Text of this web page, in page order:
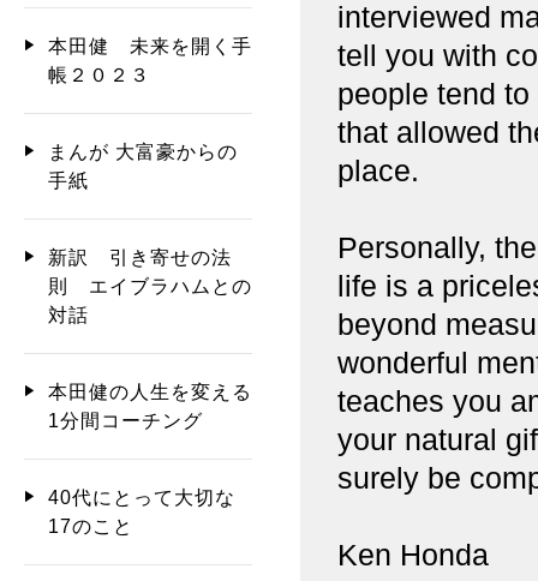
interviewed
tell you with
people tend
that allowed
place.
Personally,
life is a
beyond
wonderful
teaches you
your natural
surely be
Ken Honda
本田健 未来を開く手
帳２０２３
まんが 大富豪からの
手紙
新訳 引き寄せの法
則 エイブラハムとの
対話
本田健の人生を変える
1分間コーチング
40代にとって大切な
17のこと